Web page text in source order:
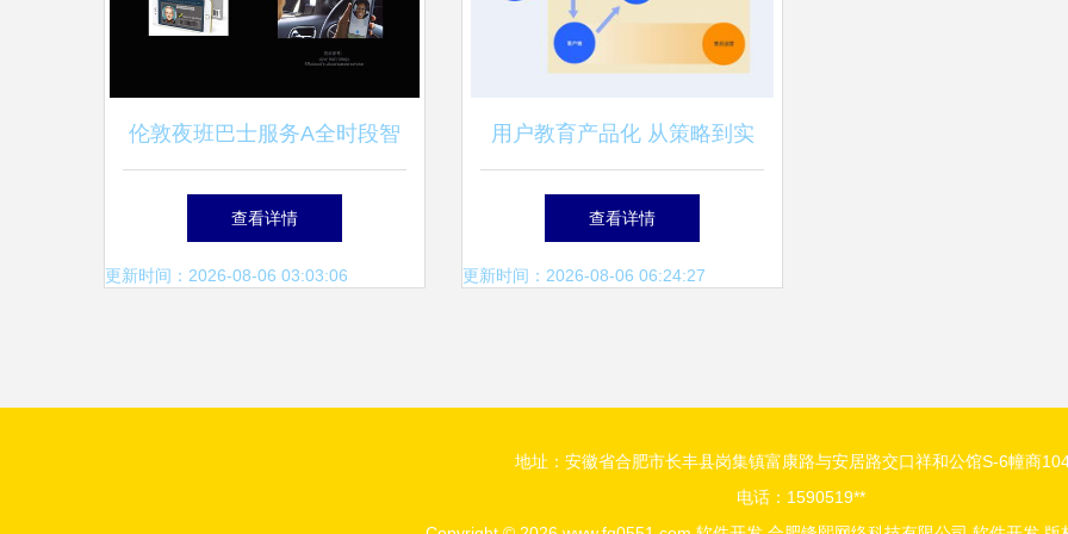
伦敦夜班巴士服务A全时段智
慧出行产品设计提案
查看详情
更新时间：2026-08-06 03:03:06
用户教育产品化 从策略到实
践的微型服务设计指南
查看详情
更新时间：2026-08-06 06:24:27
地址：安徽省合肥市长丰县岗集镇富康路与安居路交口祥和公馆S-6幢商
电话：1590519**